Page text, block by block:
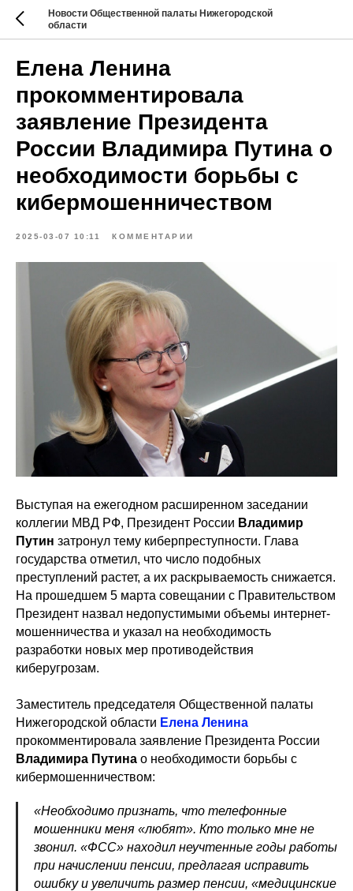
Новости Общественной палаты Нижегородской
области
Елена Ленина
прокомментировала
заявление Президента
России Владимира Путина о
необходимости борьбы с
кибермошенничеством
2025-03-07 10:11 КОММЕНТАРИИ
Выступая на ежегодном расширенном заседании
коллегии МВД РФ, Президент России Владимир
Путин затронул тему киберпреступности. Глава
государства отметил, что число подобных
преступлений растет, а их раскрываемость снижается.
На прошедшем 5 марта совещании с Правительством
Президент назвал недопустимыми объемы интернет-
мошенничества и указал на необходимость
разработки новых мер противодействия
киберугрозам.
Заместитель председателя Общественной палаты
Нижегородской области Елена Ленина
прокомментировала заявление Президента России
Владимира Путина о необходимости борьбы с
кибермошенничеством:
«Необходимо признать, что телефонные
мошенники меня «любят». Кто только мне не
звонил. «ФСС» находил неучтенные годы работы
при начислении пенсии, предлагая исправить
ошибку и увеличить размер пенсии, «медицинские